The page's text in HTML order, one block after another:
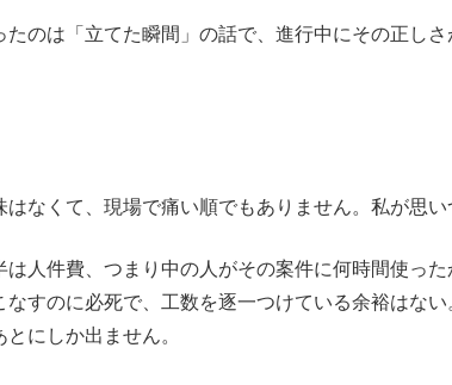
のは「立てた瞬間」の話で、進行中にその正し
なくて、現場で痛い順でもありません。私が思い
人件費、つまり中の人がその案件に何時間使っ
すのに必死で、工数を逐一つけている余裕はな
にしか出ません。